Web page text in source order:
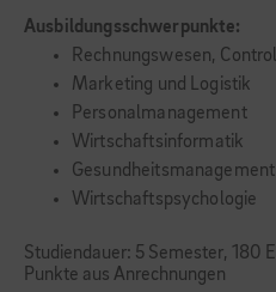
Ausbildungsschwerpunkte:
Rechnungswesen,
Marketing und Logistik
Personalmanagement
Wirtschaftsinformatik
Gesundheitsmanagement
Wirtschaftspsychologie
Studiendauer: 5 Semester, 180
Punkte aus Anrechnungen